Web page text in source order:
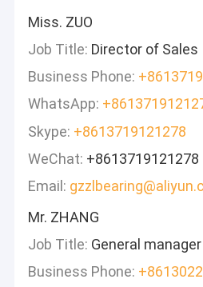
Miss. ZUO
Job Title: Director of Sales
Business Phone:
WhatsApp:
Skype: +8613719121278
WeChat: +8613719121278
Email:
Mr. ZHANG
Job Title: General manager
Business Phone: